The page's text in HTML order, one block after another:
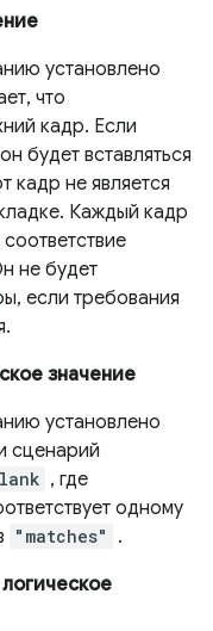
установлено
что
кадр. Если
будет вставляться
кадр не является
Каждый кадр
не будет
если требования
значение
установлено
сценарий
, где
одному
"matches" .